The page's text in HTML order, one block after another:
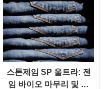
스톤제임 SP 울트라: 젠
임 바이오 마무리 및 세